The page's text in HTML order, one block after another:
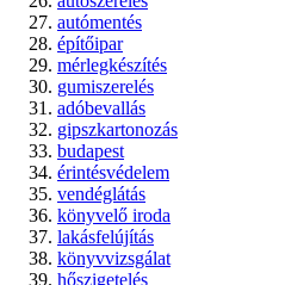
autómentés
építőipar
mérlegkészítés
gumiszerelés
adóbevallás
gipszkartonozás
budapest
érintésvédelem
vendéglátás
könyvelő iroda
lakásfelújítás
könyvvizsgálat
hőszigetelés